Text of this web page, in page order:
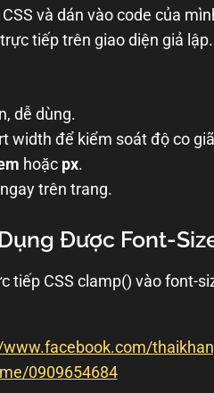
và dán vào code của
tiếp trên giao diện giả lập.
dễ dùng.
width để kiểm soát độ co
hoặc px.
trên trang.
Được Font-
tiếp CSS clamp() vào font-
0909654684